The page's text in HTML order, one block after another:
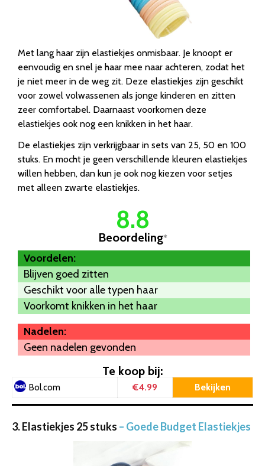
Met lang haar zijn elastiekjes onmisbaar. Je knoopt er
eenvoudig en snel je haar mee naar achteren, zodat het
je niet meer in de weg zit. Deze elastiekjes zijn geschikt
voor zowel volwassenen als jonge kinderen en zitten
zeer comfortabel. Daarnaast voorkomen deze
elastiekjes ook nog een knikken in het haar.
De elastiekjes zijn verkrijgbaar in sets van 25, 50 en 100
stuks. En mocht je geen verschillende kleuren elastiekjes
willen hebben, dan kun je ook nog kiezen voor setjes
met alleen zwarte elastiekjes.
8.8
Beoordeling*
Voordelen:
Blijven goed zitten
Geschikt voor alle typen haar
Voorkomt knikken in het haar
Nadelen:
Geen nadelen gevonden
Te koop bij:
Bol.com €4.99 Bekijken
3. Elastiekjes 25 stuks – Goede Budget Elastiekjes